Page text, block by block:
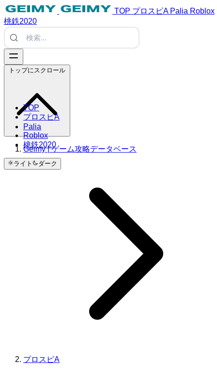
TOP プロスピA Palia Roblox
桃鉄2020
TOP
プロスピA
Palia
Roblox
桃鉄2020
ライト ダーク
トップにスクロール
Geimy | ゲーム攻略データベース
プロスピA